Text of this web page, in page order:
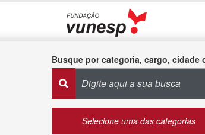
Busque por categoria, cargo, cidade
Selecione uma das categorias